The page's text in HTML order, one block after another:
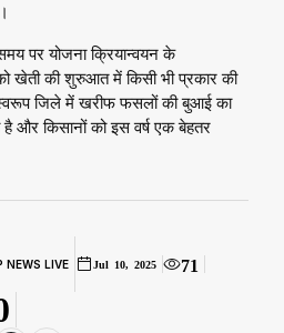
पर योजना क्रियान्वयन के
खेती की शुरुआत में किसी भी प्रकार की
जिले में खरीफ फसलों की बुआई का
और किसानों को इस वर्ष एक बेहतर
NEWS LIVE Jul 10, 2025 71